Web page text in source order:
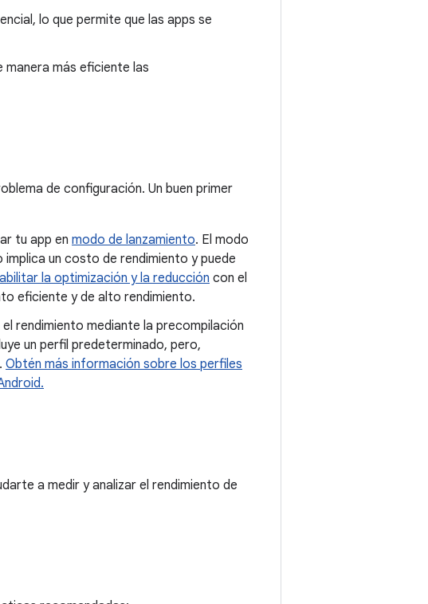
lo que permite que las apps se
más eficiente las
de configuración. Un buen primer
tu app en modo de lanzamiento. El modo
un costo de rendimiento y puede
la optimización y la reducción con el
eficiente y de alto rendimiento.
rendimiento mediante la precompilación
un perfil predeterminado, pero,
Obtén más información sobre los perfiles
a medir y analizar el rendimiento de